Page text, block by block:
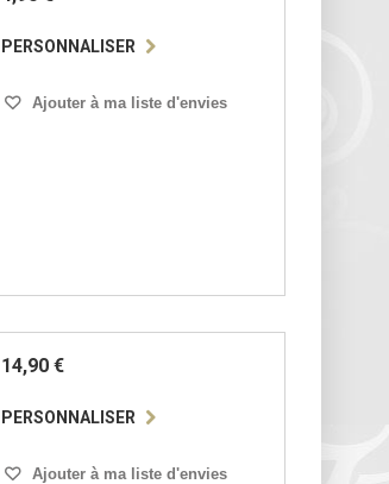
PERSONNALISER
Ajouter à ma liste d'envies
14,90 €
PERSONNALISER
Ajouter à ma liste d'envies